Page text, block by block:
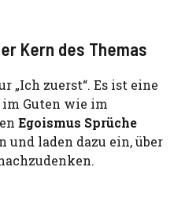
Kern des Themas
„Ich zuerst“. Es ist eine
Guten wie im
Egoismus Sprüche
und laden dazu ein, über